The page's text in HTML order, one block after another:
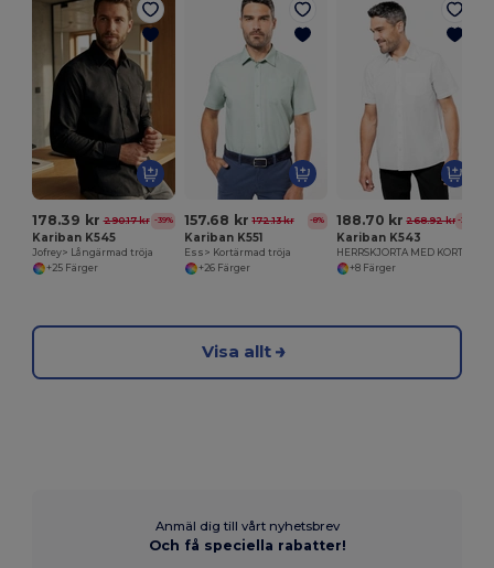
178.39 kr 290.17 kr -39%
Kariban K545
Jofrey> Långärmad tröja
+25 Färger
157.68 kr 172.13 kr -8%
Kariban K551
Ess> Kortärmad tröja
+26 Färger
188.70 kr 268.92 kr -30%
Kariban K543
+8 Färger
Visa allt
Anmäl dig till vårt nyhetsbrev
Och få speciella rabatter!